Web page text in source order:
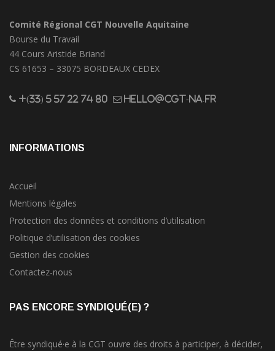
Comité Régional CGT Nouvelle Aquitaine
Bourse du Travail
44 Cours Aristide Briand
CS 61653 – 33075 BORDEAUX CEDEX
+(33) 5 57 22 74 80 hello@cgt-na.fr
INFORMATIONS
Accueil
Mentions légales
Protection des données et conditions d’utilisation
Politique d’utilisation des cookies
Gestion des cookies
Contactez-nous
PAS ENCORE SYNDIQUÉ(E) ?
Être syndiqué·e à la CGT ouvre des droits à participer, à décider,